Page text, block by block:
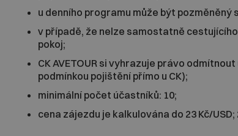
u denního programu může být pozměněný
v případě, že nelze samostatně
pokoj;
CK AVETOUR si vyhrazuje právo
podmínkou pojištění přímo u CK);
minimální počet účastníků: 10;
cena zájezdu je kalkulována do 23 Kč/USD;